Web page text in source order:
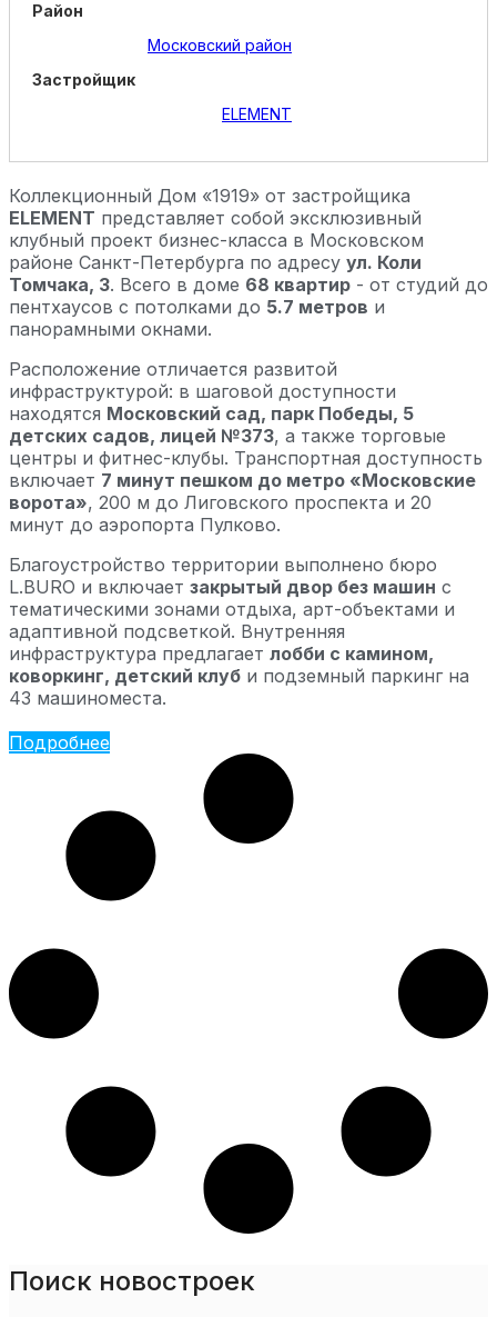
Район
Московский район
Застройщик
ELEMENT
Коллекционный Дом «1919» от застройщика
ELEMENT представляет собой эксклюзивный
клубный проект бизнес-класса в Московском
районе Санкт-Петербурга по адресу ул. Коли
Томчака, 3. Всего в доме 68 квартир - от студий до
пентхаусов с потолками до 5.7 метров и
панорамными окнами.
Расположение отличается развитой
инфраструктурой: в шаговой доступности
находятся Московский сад, парк Победы, 5
детских садов, лицей №373, а также торговые
центры и фитнес-клубы. Транспортная доступность
включает 7 минут пешком до метро «Московские
ворота», 200 м до Лиговского проспекта и 20
минут до аэропорта Пулково.
Благоустройство территории выполнено бюро
L.BURO и включает закрытый двор без машин с
тематическими зонами отдыха, арт-объектами и
адаптивной подсветкой. Внутренняя
инфраструктура предлагает лобби с камином,
коворкинг, детский клуб и подземный паркинг на
43 машиноместа.
Подробнее
Поиск новостроек